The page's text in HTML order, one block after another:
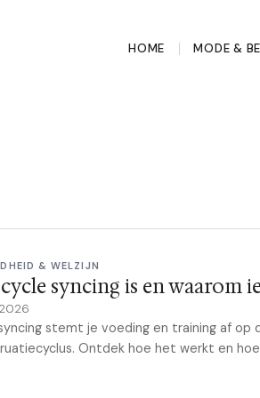
HOME MODE &
& WELZIJN
syncing is en waarom
stemt je voeding en training af op
Ontdek hoe het werkt en